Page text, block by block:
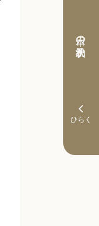
本日の予約状況